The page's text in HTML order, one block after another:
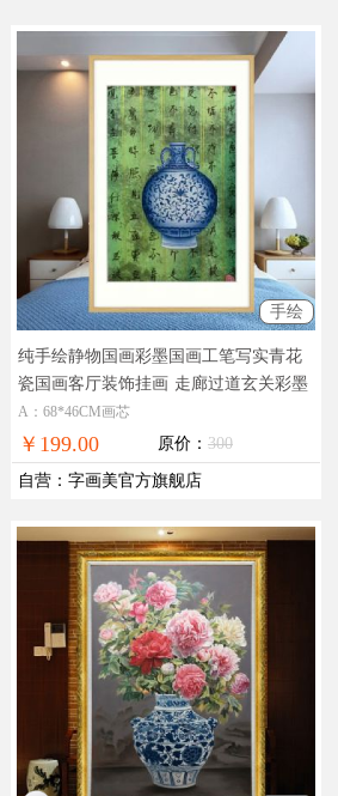
手绘
纯手绘静物国画彩墨国画工笔写实青花
瓷国画客厅装饰挂画 走廊过道玄关彩墨
国画青花瓶
A：68*46CM画芯
￥199.00 原价： 300
自营 ： 字画美官方旗舰店